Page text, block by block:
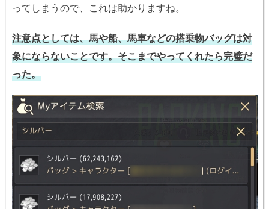
ってしまうので、これは助かりますね。
注意点としては、馬や船、馬車などの搭乗物バッグは対
象にならないことです。そこまでやってくれたら完璧だ
った。